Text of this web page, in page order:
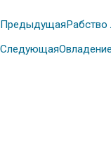
ПредыдущаяРабство
Следующая